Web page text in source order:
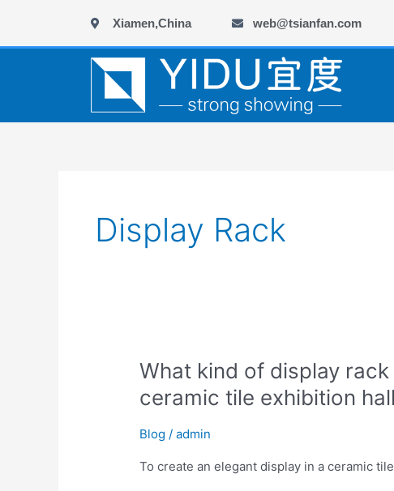
内
Xiamen,China web@tsianfan.com
Display Rack
What kind of display
ceramic tile exhibition
Blog /admin
To create an elegant display in a ceramic
What
of
rack
should